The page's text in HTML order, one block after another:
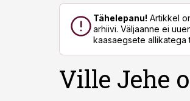
Tähelepanu! Artikkel
arhiivi. Väljaanne ei
kaasaegsete allikatega
Ville Jehe